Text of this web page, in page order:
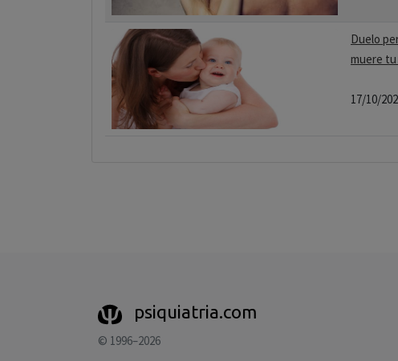
Duelo
muere tu
17/10/
psiquiatria.com
© 1996–2026